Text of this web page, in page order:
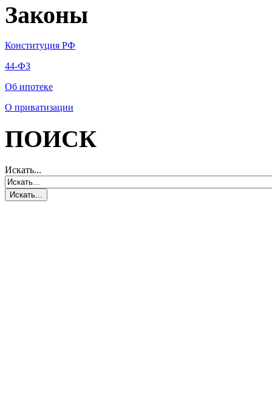
Законы
Конституция РФ
44-ФЗ
Об ипотеке
О приватизации
ПОИСК
Искать...